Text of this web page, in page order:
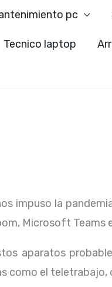
pc
Tecnico laptop
impuso la
Microsoft Teams
aparatos
como el teletrabajo,